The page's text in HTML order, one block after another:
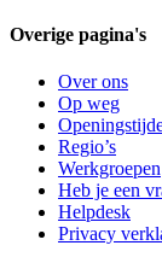
Overige pagina's
Over ons
Op weg
Regio’s
Werkgroepen
Heb je een
Helpdesk
Privacy